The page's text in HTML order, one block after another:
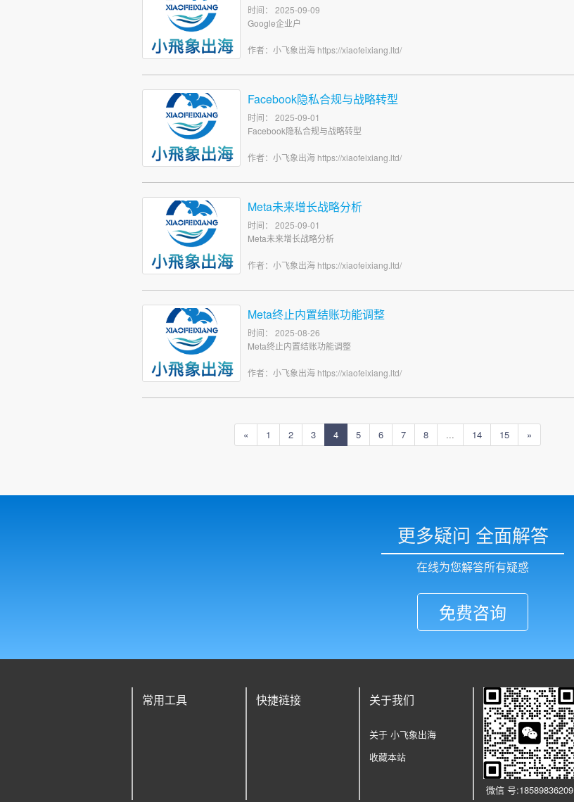
时间： 2025-09-09
Google企业户
作者：小飞象出海 https://xiaofeixiang.ltd/
Facebook隐私合规与战略转型
时间： 2025-09-01
Facebook隐私合规与战略转型
作者：小飞象出海 https://xiaofeixiang.ltd/
Meta未来增长战略分析
时间： 2025-09-01
Meta未来增长战略分析
作者：小飞象出海 https://xiaofeixiang.ltd/
Meta终止内置结账功能调整
时间： 2025-08-26
Meta终止内置结账功能调整
作者：小飞象出海 https://xiaofeixiang.ltd/
« 1 2 3 4 5 6 7 8 ... 14 15 »
更多疑问 全面解答
在线为您解答所有疑惑
免费咨询
常用工具 快捷裢接 关于我们
关于 小飞象出海
收藏本站
微信 号:18589836209